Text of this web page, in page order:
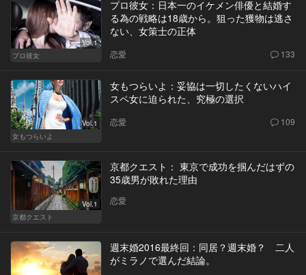
Vol.1
プロ彼女
プロ彼女：日本一のイケメン俳優と結婚す
る為の戦略は18歳から。狙った獲物は逃さ
ない、女策士の正体
恋愛 133
Vol.1
女もつらいよ
女もつらいよ：妥協は一切したくないハイ
スペ女に迫られた、究極の選択
恋愛 109
Vol.1
京都クエスト
京都クエスト： 東京で成功を掴んだはずの
35歳男が敗れた理由
恋愛
週末婚2016最終回：同居？週末婚？ 二人
がミラノで選んだ結論。